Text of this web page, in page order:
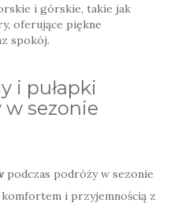
i górskie, takie jak
oferujące piękne
spokój.
i pułapki
w sezonie
podczas podróży w sezonie
i przyjemnością z